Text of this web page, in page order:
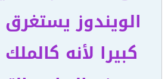
الويندوز
كبيرا لأنه